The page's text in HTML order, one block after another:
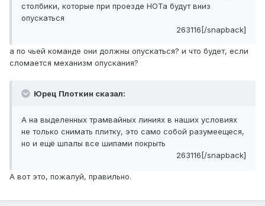
столбики, которые при проезде НОТа будут вниз
опускаться
263116[/snapback]
а по чьей команде они должны опускаться? и что будет, если
сломается механизм опускания?
Юрец Плоткин сказал:
А на выделенных трамвайных линиях в наших условиях
не только снимать плитку, это само собой разумеещеся,
но и ещё шпалы все шипами покрыть
263116[/snapback]
А вот это, пожалуй, правильно.